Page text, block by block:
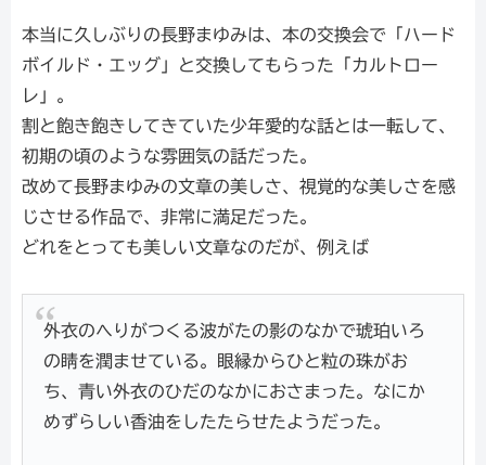
本当に久しぶりの長野まゆみは、本の交換会で「ハード
ボイルド・エッグ」と交換してもらった「カルトロー
レ」。
割と飽き飽きしてきていた少年愛的な話とは一転して、
初期の頃のような雰囲気の話だった。
改めて長野まゆみの文章の美しさ、視覚的な美しさを感
じさせる作品で、非常に満足だった。
どれをとっても美しい文章なのだが、例えば
外衣のへりがつくる波がたの影のなかで琥珀いろ
の睛を潤ませている。眼縁からひと粒の珠がお
ち、青い外衣のひだのなかにおさまった。なにか
めずらしい香油をしたたらせたようだった。